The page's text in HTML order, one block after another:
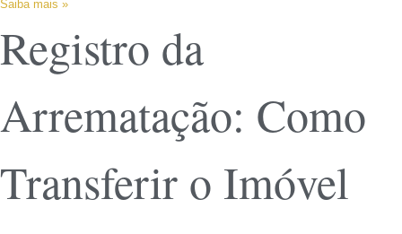
Saiba mais »
Registro da
Arrematação: Como
Transferir o Imóvel